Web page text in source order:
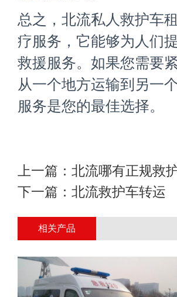
总之，北流私人救护车
疗服务，它能够为人们
救援服务。如果您需要
从一个地方运输到另一
服务是您的最佳选择。
上一篇： 北流哪有正规救
下一篇： 北流救护车转运
相关产品